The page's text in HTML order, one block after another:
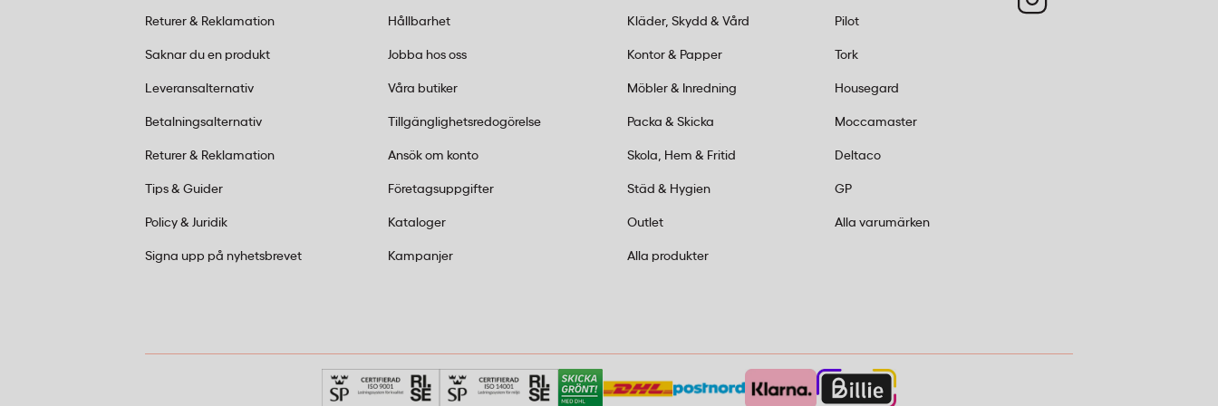
0,05 mm godstjocklek. Polynova sopsäckar 60 liter har denna
tjocklek och klarar vanligt avfall utan att gå sönder vid hantering.
Returer & Reklamation
Saknar du en produkt
Leveransalternativ
Betalningsalternativ
Returer & Reklamation
Tips & Guider
Policy & Juridik
Signa upp på nyhetsbrevet
Hållbarhet
Jobba hos oss
Våra butiker
Tillgänglighetsredogörelse
Ansök om konto
Företagsuppgifter
Kataloger
Kampanjer
Kläder, Skydd & Vård
Kontor & Papper
Möbler & Inredning
Packa & Skicka
Skola, Hem & Fritid
Städ & Hygien
Outlet
Alla produkter
Pilot
Tork
Housegard
Moccamaster
Deltaco
GP
Alla varumärken